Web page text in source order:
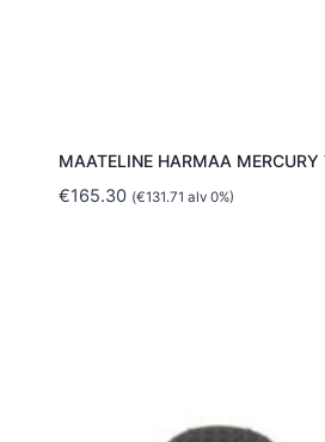
MAATELINE HARMAA MERCURY
€165.30 (€131.71 alv 0%)